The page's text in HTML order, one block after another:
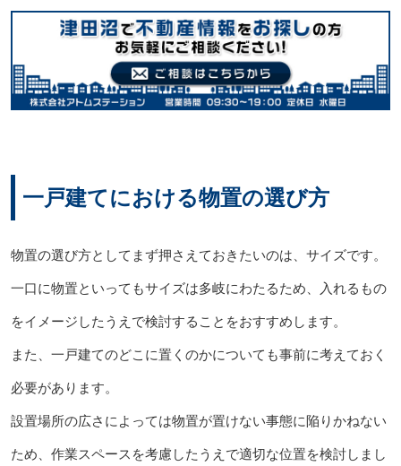
一戸建てにおける物置の選び方
物置の選び方としてまず押さえておきたいのは、サイズです。
一口に物置といってもサイズは多岐にわたるため、入れるもの
をイメージしたうえで検討することをおすすめします。
また、一戸建てのどこに置くのかについても事前に考えておく
必要があります。
設置場所の広さによっては物置が置けない事態に陥りかねない
ため、作業スペースを考慮したうえで適切な位置を検討しまし